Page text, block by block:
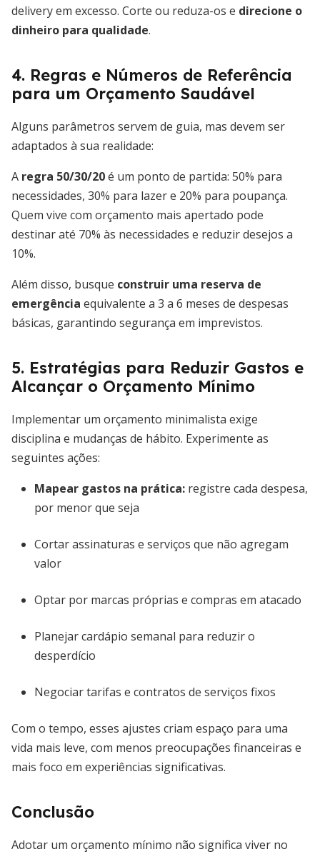
delivery em excesso. Corte ou reduza-os e direcione o
dinheiro para qualidade.
4. Regras e Números de Referência
para um Orçamento Saudável
Alguns parâmetros servem de guia, mas devem ser
adaptados à sua realidade:
A regra 50/30/20é um ponto de partida: 50% para
necessidades, 30% para lazer e 20% para poupança.
Quem vive com orçamento mais apertado pode
destinar até 70% às necessidades e reduzir desejos a
10%.
Além disso, busque construir uma reserva de
emergência equivalente a 3 a 6 meses de despesas
básicas, garantindo segurança em imprevistos.
5. Estratégias para Reduzir Gastos e
Alcançar o Orçamento Mínimo
Implementar um orçamento minimalista exige
disciplina e mudanças de hábito. Experimente as
seguintes ações:
Mapear gastos na prática: registre cada despesa,
por menor que seja
Cortar assinaturas e serviços que não agregam
valor
Optar por marcas próprias e compras em atacado
Planejar cardápio semanal para reduzir o
desperdício
Negociar tarifas e contratos de serviços fixos
Com o tempo, esses ajustes criam espaço para uma
vida mais leve, com menos preocupações financeiras e
mais foco em experiências significativas.
Conclusão
Adotar um orçamento mínimo não significa viver no